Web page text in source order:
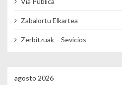
Zabalortu Elkartea
Zerbitzuak – Sevicios
agosto 2026